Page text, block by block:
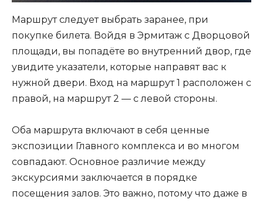
Маршрут следует выбрать заранее, при
покупке билета. Войдя в Эрмитаж с Дворцовой
площади, вы попадёте во внутренний двор, где
увидите указатели, которые направят вас к
нужной двери. Вход на маршрут 1 расположен с
правой, на маршрут 2 — с левой стороны.
Оба маршрута включают в себя ценные
экспозиции Главного комплекса и во многом
совпадают. Основное различие между
экскурсиями заключается в порядке
посещения залов. Это важно, потому что даже в